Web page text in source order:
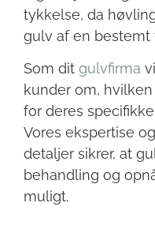
tykkelse, da
gulv af en bestemt
Som dit gulvfirma
kunder om,
for deres
Vores ekspertise
detaljer sikrer, at
behandling og
muligt.